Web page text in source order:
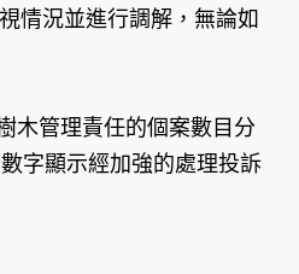
情況並進行調解，無論如
木管理責任的個案數目分
字顯示經加強的處理投訴